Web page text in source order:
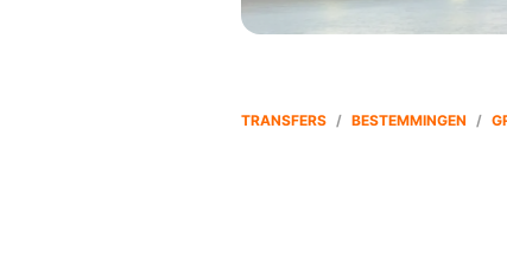
TRANSFERS / BESTEMMINGEN /